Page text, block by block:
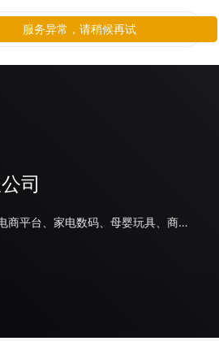
司
线下零售、餐饮、生活服务、电商平台、家电数码、母婴玩具、商场百货、美妆、日化、食品饮料、家居、奢侈品/配饰、鞋服运动、旅游住宿、出行交通、金融、体育、医疗、汽车、其他、游戏、房地产
服务异常，请稍候再试